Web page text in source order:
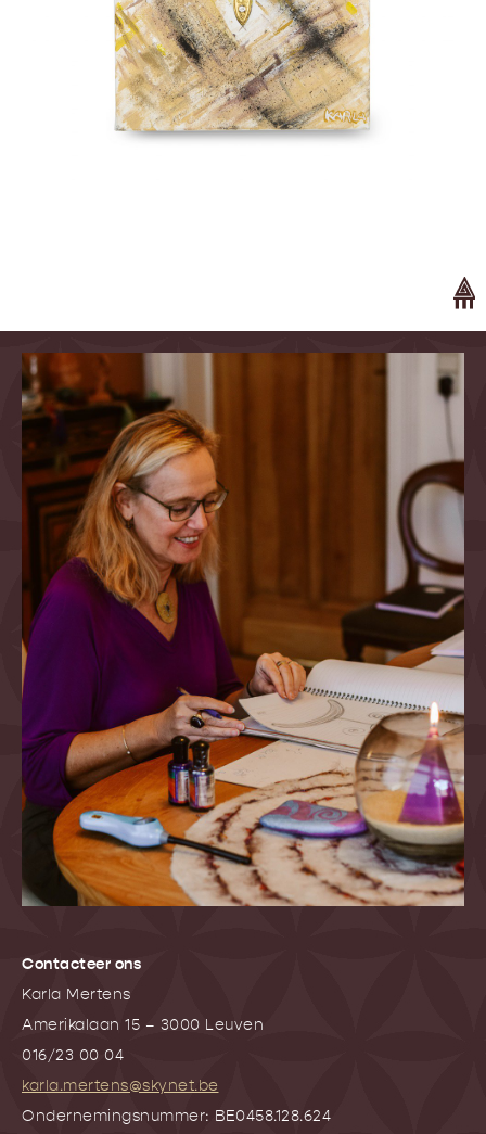
Contacteer ons
Karla Mertens
Amerikalaan 15 – 3000 Leuven
016/23 00 04
karla.mertens@skynet.be
Ondernemingsnummer: BE0458.128.624